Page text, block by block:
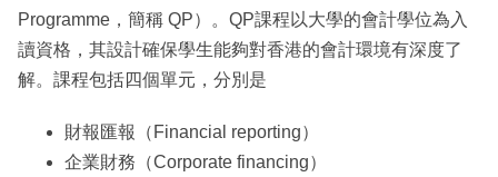
Programme，簡稱 QP）。QP課程以大學的會計學位為入
讀資格，其設計確保學生能夠對香港的會計環境有深度了
解。課程包括四個單元，分別是
財報匯報（Financial reporting）
企業財務（Corporate financing）